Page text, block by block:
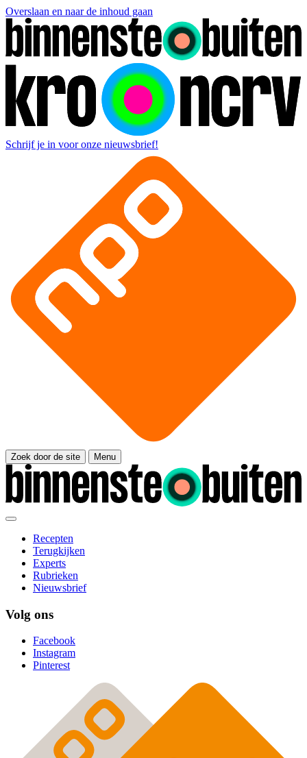
Overslaan en naar de inhoud gaan
Schrijf je in voor onze nieuwsbrief!
Zoek door de site Menu
Recepten
Terugkijken
Experts
Rubrieken
Nieuwsbrief
Volg ons
Facebook
Instagram
Pinterest